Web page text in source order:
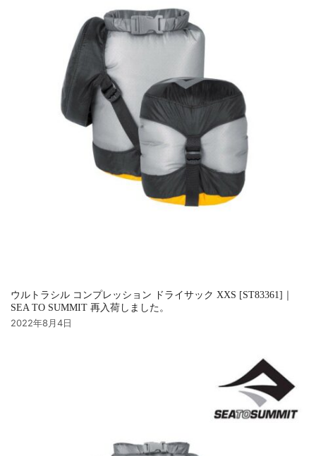
ウルトラシル コンプレッション ドライサック XXS [ST83361]｜
SEA TO SUMMIT 再入荷しました。
2022年8月4日